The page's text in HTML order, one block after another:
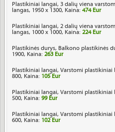
Plastikiniai langai, 3 dalių viena
langas, 1950 x 1300, Kaina: 474 Eur
Plastikiniai langai, 2 dalių viena
langas, 1000 x 1000, Kaina: 224 Eur
Plastikinės durys, Balkono plastikinės
1900, Kaina: 263 Eur
Plastikiniai langai, Varstomi plastikiniai
800, Kaina: 105 Eur
Plastikiniai langai, Varstomi plastikiniai
500, Kaina: 99 Eur
Plastikiniai langai, Varstomi plastikiniai
600, Kaina: 102 Eur